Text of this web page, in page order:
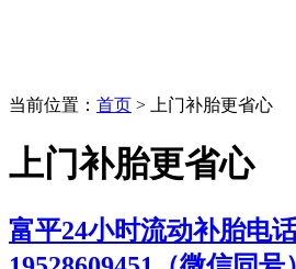
当前位置： 首页 > 上门补胎更省心
上门补胎更省心
富平24小时流动补胎电话